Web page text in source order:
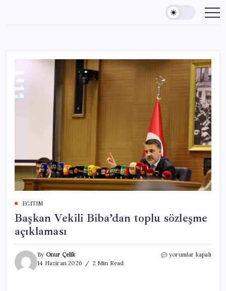
content
EĞITIM
Başkan Vekili Biba’dan toplu sözleşme
açıklaması
By Onur Çelik
14 Haziran 2026
2 Min Read
Başkan
yorumlar kapalı